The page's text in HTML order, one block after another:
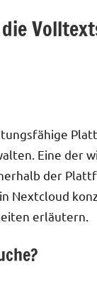
Eine der
der
Nextcloud
erläutern.